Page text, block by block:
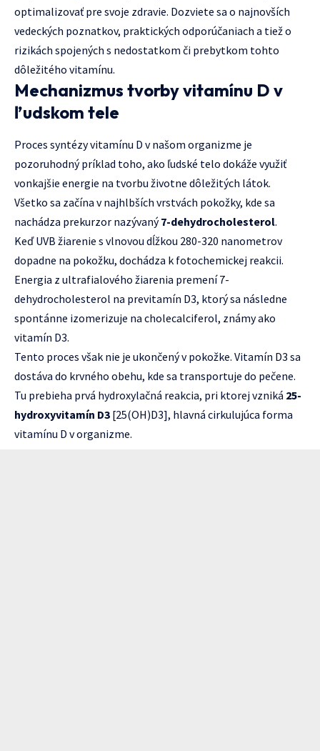
optimalizovať pre svoje zdravie. Dozviete sa o najnovších
vedeckých poznatkov, praktických odporúčaniach a tiež o
rizikách spojených s nedostatkom či prebytkom tohto
dôležitého vitamínu.
Mechanizmus tvorby vitamínu D v
ľudskom tele
Proces syntézy vitamínu D v našom organizme je
pozoruhodný príklad toho, ako ľudské telo dokáže využiť
vonkajšie energie na tvorbu životne dôležitých látok.
Všetko sa začína v najhlbších vrstvách pokožky, kde sa
nachádza prekurzor nazývaný7-dehydrocholesterol.
Keď UVB žiarenie s vlnovou dĺžkou 280-320 nanometrov
dopadne na pokožku, dochádza k fotochemickej reakcii.
Energia z ultrafialového žiarenia premení 7-
dehydrocholesterol na previtamín D3, ktorý sa následne
spontánne izomerizuje na cholecalciferol, známy ako
vitamín D3.
Tento proces však nie je ukončený v pokožke. Vitamín D3 sa
dostáva do krvného obehu, kde sa transportuje do pečene.
Tu prebieha prvá hydroxylačná reakcia, pri ktorej vzniká 25-
hydroxyvitamín D3 [25(OH)D3], hlavná cirkulujúca forma
vitamínu D v organizme.